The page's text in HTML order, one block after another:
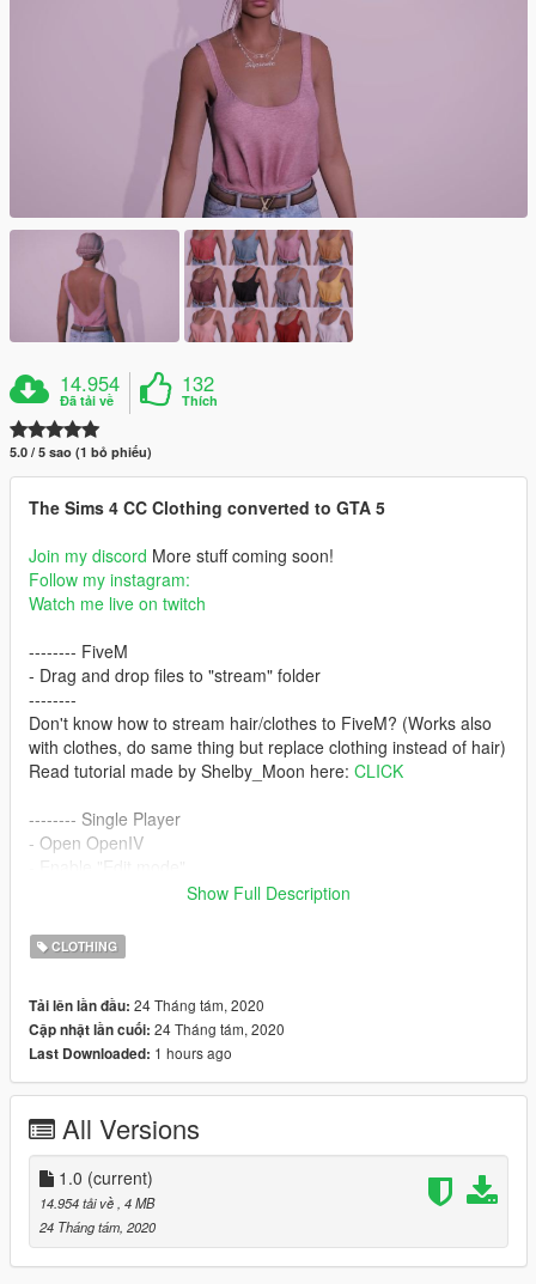
14.954
Đã tải về
132
Thích
5.0 / 5 sao (1 bỏ phiếu)
The Sims 4 CC Clothing converted to GTA 5
Join my discord More stuff coming soon!
Follow my instagram:
Watch me live on twitch
-------- FiveM
- Drag and drop files to "stream" folder
--------
Don't know how to stream hair/clothes to FiveM? (Works also
with clothes, do same thing but replace clothing instead of hair)
Read tutorial made by Shelby_Moon here: CLICK
-------- Single Player
- Open OpenIV
- Drag and drop files here:
dimages\mpgunrunning_female.rpf\mp_f_freemode_01_mp_f_
gunrunning_01
Clothing credits go to:Elliesimple
Converted, rigged, edited by:
Show Full Description
CLOTHING
Tải lên lần đầu: 24 Tháng tám, 2020
Cập nhật lần cuối: 24 Tháng tám, 2020
Last Downloaded: 1 hours ago
All Versions
1.0 (current)
14.954 tải về , 4 MB
24 Tháng tám, 2020